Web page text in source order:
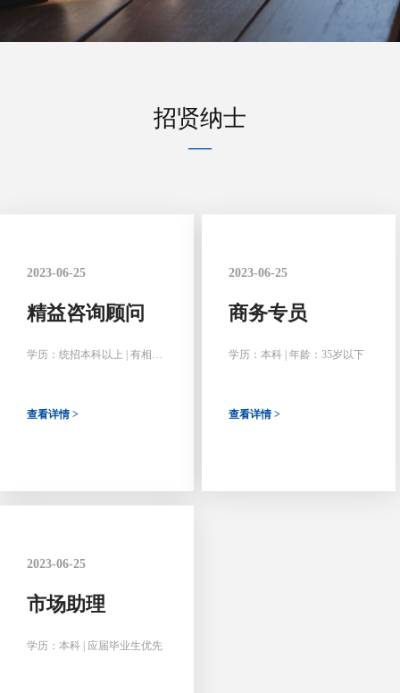
招贤纳士
—
2023-06-25
精益咨询顾问
学历：统招本科以上 | 有相关
查看详情 >
2023-06-25
商务专员
学历：本科 | 年龄：35岁以下
查看详情 >
2023-06-25
市场助理
学历：本科 | 应届毕业生优先